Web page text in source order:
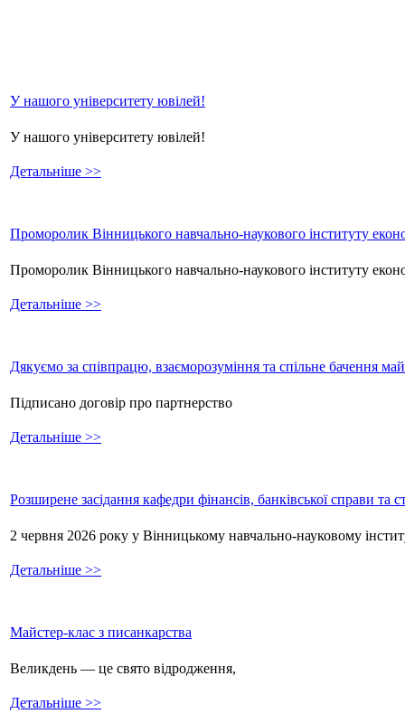
У нашого університету ювілей!
У нашого університету ювілей!
Детальніше >>
Проморолик Вінницького навчально-наукового інституту
Проморолик Вінницького навчально-наукового інституту
Детальніше >>
Дякуємо за співпрацю, взаєморозуміння та спільне бачення
Підписано договір про партнерство
Детальніше >>
Розширене засідання кафедри фінансів, банківської справи та
2 червня 2026 року у Вінницькому навчально-науковому
Детальніше >>
Майстер-клас з писанкарства
Великдень — це свято відродження,
Детальніше >>